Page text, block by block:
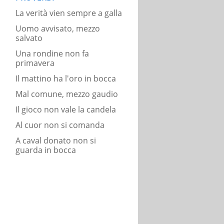
La verità vien sempre a galla
Uomo avvisato, mezzo
salvato
Una rondine non fa
primavera
Il mattino ha l'oro in bocca
Mal comune, mezzo gaudio
Il gioco non vale la candela
Al cuor non si comanda
A caval donato non si
guarda in bocca